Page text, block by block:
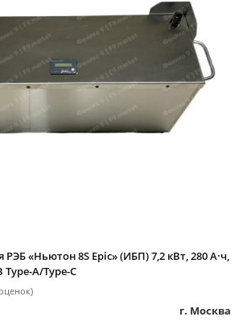
РЭБ «Ньютон 8S Epic» (ИБП) 7,2 кВт, 280 А·ч,
Type-A/Type-C
г. Москва